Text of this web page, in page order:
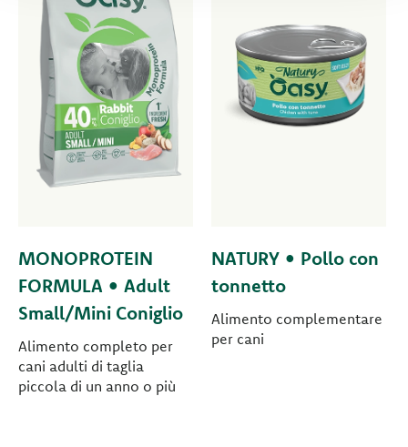
MONOPROTEIN
FORMULA • Adult
Small/Mini Coniglio
Alimento completo per
cani adulti di taglia
piccola di un anno o più
NATURY • Pollo con
tonnetto
Alimento complementare
per cani